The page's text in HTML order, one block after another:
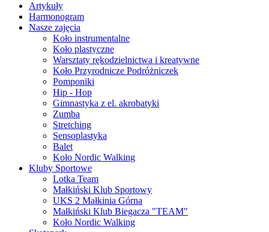
Artykuły
Harmonogram
Nasze zajęcia
Koło instrumentalne
Koło plastyczne
Warsztaty rękodzielnictwa i kreatywne
Koło Przyrodnicze Podróżniczek
Pomponiki
Hip - Hop
Gimnastyka z el. akrobatyki
Zumba
Stretching
Sensoplastyka
Balet
Koło Nordic Walking
Kluby Sportowe
Lotka Team
Małkiński Klub Sportowy
UKS 2 Małkinia Górna
Małkiński Klub Biegacza "TEAM"
Koło Nordic Walking